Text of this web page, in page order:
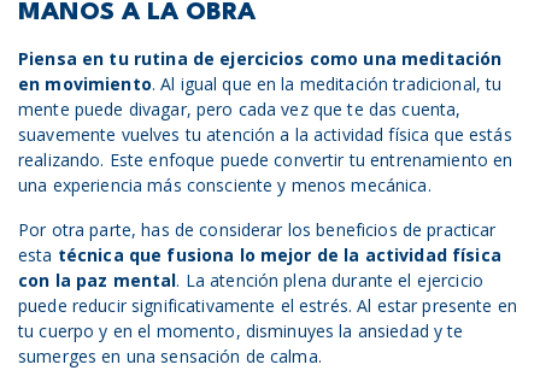
MANOS A LA OBRA
Piensa en tu rutina de ejercicios como una meditación
en movimiento. Al igual que en la meditación tradicional, tu
mente puede divagar, pero cada vez que te das cuenta,
suavemente vuelves tu atención a la actividad física que estás
realizando. Este enfoque puede convertir tu entrenamiento en
una experiencia más consciente y menos mecánica.
Por otra parte, has de considerar los beneficios de practicar
esta técnica que fusiona lo mejor de la actividad física
con la paz mental. La atención plena durante el ejercicio
puede reducir significativamente el estrés. Al estar presente en
tu cuerpo y en el momento, disminuyes la ansiedad y te
sumerges en una sensación de calma.